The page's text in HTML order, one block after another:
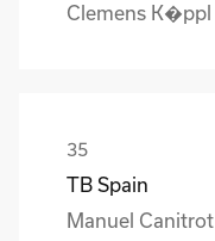
Clemens K�ppl
TB Spain
Manuel Canitrot